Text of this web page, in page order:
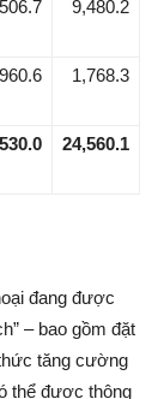
9,480.2
960.6 1,768.3
24,560.1
đang được
– bao gồm đặt
tăng cường
thể được thông